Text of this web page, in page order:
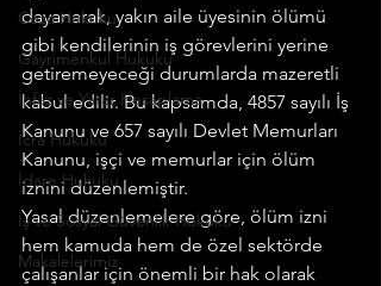
Ceza Hukuku
Gayrimenkul Hukuku
İnfaz ve Yatar Hesaplama
İcra Hukuku
İdare Hukuku
İş ve Sosyal Güvenlik Hukuku
Makalelerimiz
dayanarak, yakın aile üyesinin ölümü
gibi kendilerinin iş görevlerini yerine
getiremeyeceği durumlarda mazeretli
kabul edilir. Bu kapsamda, 4857 sayılı İş
Kanunu ve 657 sayılı Devlet Memurları
Kanunu, işçi ve memurlar için ölüm
iznini düzenlemiştir.
Yasal düzenlemelere göre, ölüm izni
hem kamuda hem de özel sektörde
çalışanlar için önemli bir hak olarak